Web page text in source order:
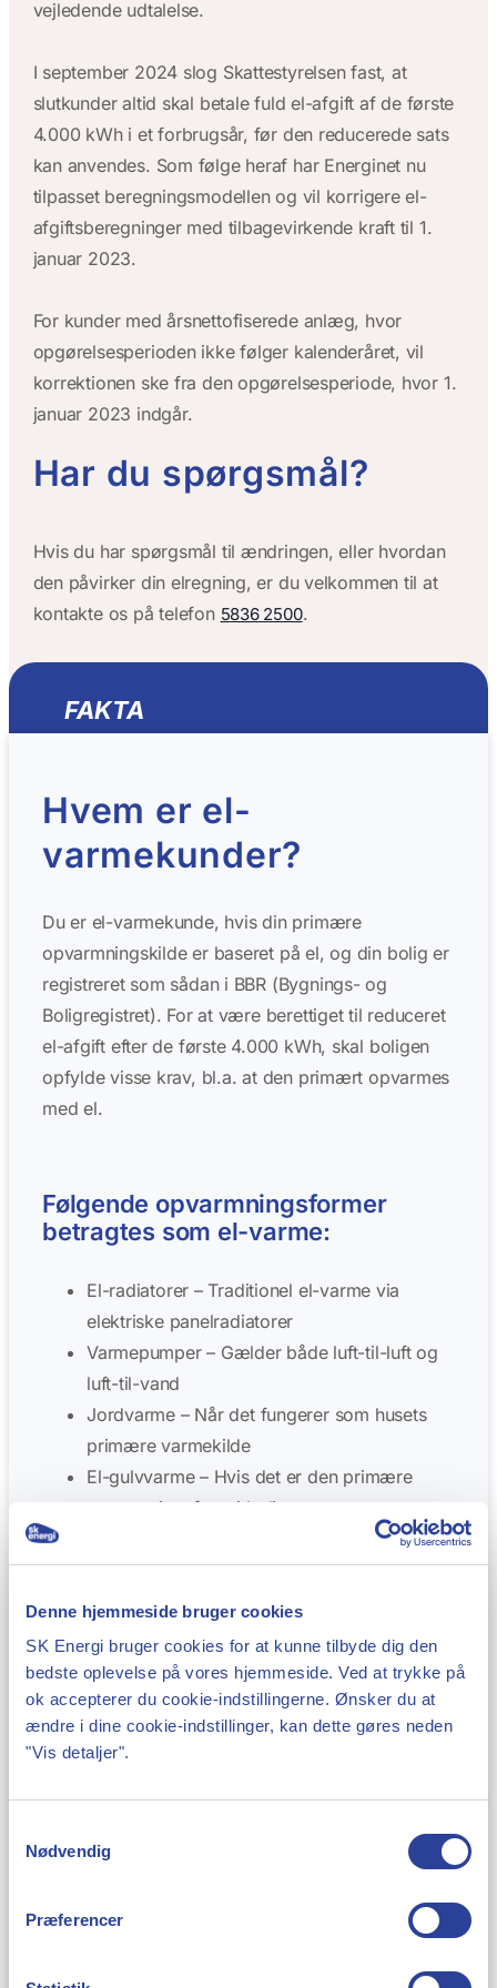
Denne hjemmeside bruger cookies
SK Energi bruger cookies for at kunne tilbyde dig den
bedste oplevelse på vores hjemmeside. Ved at trykke på
ok accepterer du cookie-indstillingerne. Ønsker du at
ændre i dine cookie-indstillinger, kan dette gøres neden
"Vis detaljer".
Nødvendig
Præferencer
vejledende udtalelse.
I september 2024 slog Skattestyrelsen fast, at
slutkunder altid skal betale fuld el-afgift af de første
4.000 kWh i et forbrugsår, før den reducerede sats
kan anvendes. Som følge heraf har Energinet nu
tilpasset beregningsmodellen og vil korrigere el-
afgiftsberegninger med tilbagevirkende kraft til 1.
januar 2023.
For kunder med årsnettofiserede anlæg, hvor
opgørelsesperioden ikke følger kalenderåret, vil
korrektionen ske fra den opgørelsesperiode, hvor 1.
januar 2023 indgår.
Har du spørgsmål?
Hvis du har spørgsmål til ændringen, eller hvordan
den påvirker din elregning, er du velkommen til at
kontakte os på telefon 5836 2500.
FAKTA
Hvem er el-
varmekunder?
Du er el-varmekunde, hvis din primære
opvarmningskilde er baseret på el, og din bolig er
registreret som sådan i BBR (Bygnings- og
Boligregistret). For at være berettiget til reduceret
el-afgift efter de første 4.000 kWh, skal boligen
opfylde visse krav, bl.a. at den primært opvarmes
med el.
Følgende opvarmningsformer
betragtes som el-varme:
El-radiatorer – Traditionel el-varme via
elektriske panelradiatorer
Varmepumper – Gælder både luft-til-luft og
luft-til-vand
Jordvarme – Når det fungerer som husets
primære varmekilde
El-gulvvarme – Hvis det er den primære
opvarmningsform i boligen
Hvad hører ikke under elvarme?
Hybridvarmeløsninger (fx varmepumper
kombineret med fjernvarme eller
fastbrændselsfyr) – Medmindre elvarmen er
den dominerende energikilde
opvarmningsform, fx fjernvarme eller oliefyr
4.000 kWh, skal din bolig være registreret som el-